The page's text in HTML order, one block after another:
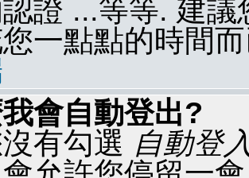
證 ...等等. 建
一點點的時間
會自動登出?
有勾選 自動登